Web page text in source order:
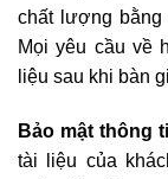
chất lượng bằng
Mọi yêu cầu về
liệu sau khi bàn
Bảo mật thông
tài liệu của